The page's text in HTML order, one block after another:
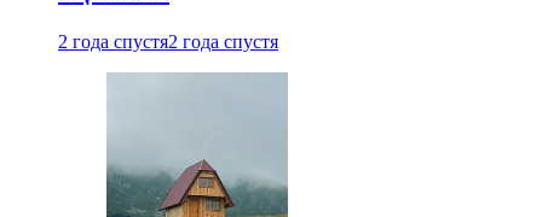
2 года спустя2 года спустя